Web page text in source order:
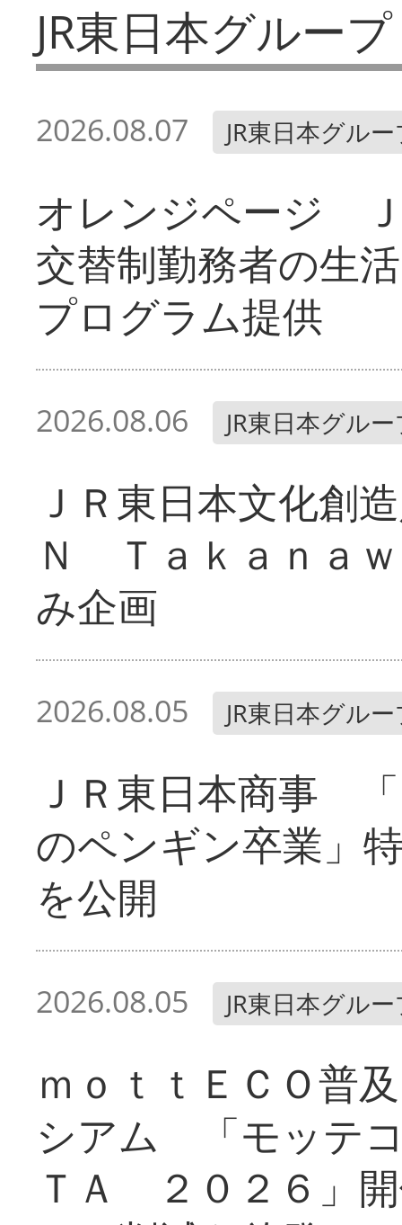
JR東日本グループ
2026.08.07 JR東日本グル
オレンジページ
交替制勤務者の生
プログラム提供
2026.08.06 JR東日本グル
ＪＲ東日本文化創
Ｎ Ｔａｋａｎａ
み企画
2026.08.05 JR東日本グル
ＪＲ東日本商事
のペンギン卒業」
を公開
2026.08.05 JR東日本グル
ｍｏｔｔＥＣＯ普
シアム 「モッテ
ＴＡ ２０２６」